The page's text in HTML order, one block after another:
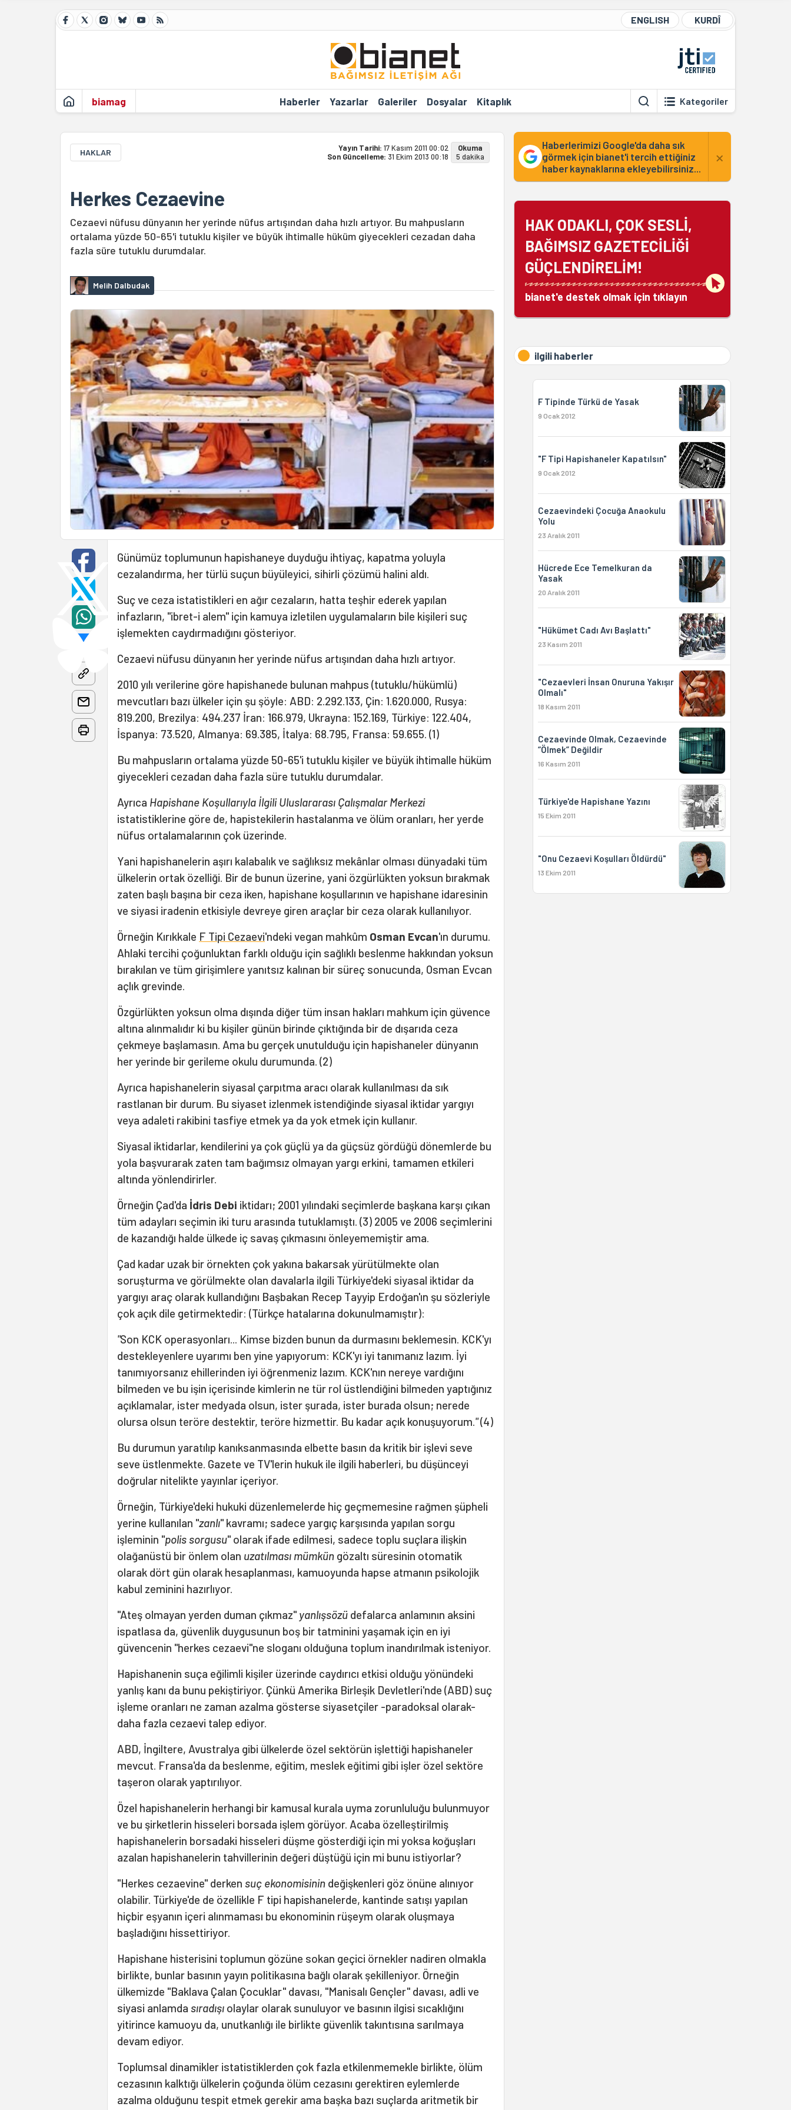
ENGLISH KURDÎ
biamag Haberler Yazarlar Galeriler Dosyalar Kitaplık Kategoriler
HAKLAR Yayın Tarihi: 17 Kasım 2011 00:02
Son Güncelleme: 31 Ekim 2013 00:18
Okuma
5 dakika
Herkes Cezaevine
Cezaevi nüfusu dünyanın her yerinde nüfus artışından daha hızlı artıyor. Bu mahpusların
ortalama yüzde 50-65'i tutuklu kişiler ve büyük ihtimalle hüküm giyecekleri cezadan daha
fazla süre tutuklu durumdalar.
Melih Dalbudak
Günümüz toplumunun hapishaneye duyduğu ihtiyaç, kapatma yoluyla
cezalandırma, her türlü suçun büyüleyici, sihirli çözümü halini aldı.
Suç ve ceza istatistikleri en ağır cezaların, hatta teşhir ederek yapılan
infazların, "ibret-i alem" için kamuya izletilen uygulamaların bile kişileri suç
işlemekten caydırmadığını gösteriyor.
Cezaevi nüfusu dünyanın her yerinde nüfus artışından daha hızlı artıyor.
2010 yılı verilerine göre hapishanede bulunan mahpus (tutuklu/hükümlü)
mevcutları bazı ülkeler için şu şöyle: ABD: 2.292.133, Çin: 1.620.000, Rusya:
819.200, Brezilya: 494.237 İran: 166.979, Ukrayna: 152.169, Türkiye: 122.404,
İspanya: 73.520, Almanya: 69.385, İtalya: 68.795, Fransa: 59.655. (1)
Bu mahpusların ortalama yüzde 50-65'i tutuklu kişiler ve büyük ihtimalle hüküm
giyecekleri cezadan daha fazla süre tutuklu durumdalar.
Ayrıca Hapishane Koşullarıyla İlgili Uluslararası Çalışmalar Merkezi
istatistiklerine göre de, hapistekilerin hastalanma ve ölüm oranları, her yerde
nüfus ortalamalarının çok üzerinde.
Yani hapishanelerin aşırı kalabalık ve sağlıksız mekânlar olması dünyadaki tüm
ülkelerin ortak özelliği. Bir de bunun üzerine, yani özgürlükten yoksun bırakmak
zaten başlı başına bir ceza iken, hapishane koşullarının ve hapishane idaresinin
ve siyasi iradenin etkisiyle devreye giren araçlar bir ceza olarak kullanılıyor.
Örneğin Kırıkkale F Tipi Cezaevi'ndeki vegan mahkûm Osman Evcan'ın durumu.
Ahlaki tercihi çoğunluktan farklı olduğu için sağlıklı beslenme hakkından yoksun
bırakılan ve tüm girişimlere yanıtsız kalınan bir süreç sonucunda, Osman Evcan
açlık grevinde.
Özgürlükten yoksun olma dışında diğer tüm insan hakları mahkum için güvence
altına alınmalıdır ki bu kişiler günün birinde çıktığında bir de dışarıda ceza
çekmeye başlamasın. Ama bu gerçek unutulduğu için hapishaneler dünyanın
her yerinde bir gerileme okulu durumunda. (2)
Ayrıca hapishanelerin siyasal çarpıtma aracı olarak kullanılması da sık
rastlanan bir durum. Bu siyaset izlenmek istendiğinde siyasal iktidar yargıyı
veya adaleti rakibini tasfiye etmek ya da yok etmek için kullanır.
Siyasal iktidarlar, kendilerini ya çok güçlü ya da güçsüz gördüğü dönemlerde bu
yola başvurarak zaten tam bağımsız olmayan yargı erkini, tamamen etkileri
altında yönlendirirler.
Örneğin Çad'da İdris Debi iktidarı; 2001 yılındaki seçimlerde başkana karşı çıkan
tüm adayları seçimin iki turu arasında tutuklamıştı. (3) 2005 ve 2006 seçimlerini
de kazandığı halde ülkede iç savaş çıkmasını önleyememiştir ama.
Çad kadar uzak bir örnekten çok yakına bakarsak yürütülmekte olan
soruşturma ve görülmekte olan davalarla ilgili Türkiye'deki siyasal iktidar da
yargıyı araç olarak kullandığını Başbakan Recep Tayyip Erdoğan'ın şu sözleriyle
çok açık dile getirmektedir: (Türkçe hatalarına dokunulmamıştır):
"Son KCK operasyonları... Kimse bizden bunun da durmasını beklemesin. KCK'yı
destekleyenlere uyarımı ben yine yapıyorum: KCK'yı iyi tanımanız lazım. İyi
tanımıyorsanız ehillerinden iyi öğrenmeniz lazım. KCK'nın nereye vardığını
bilmeden ve bu işin içerisinde kimlerin ne tür rol üstlendiğini bilmeden yaptığınız
açıklamalar, ister medyada olsun, ister şurada, ister burada olsun; nerede
olursa olsun teröre destektir, teröre hizmettir. Bu kadar açık konuşuyorum."(4)
Bu durumun yaratılıp kanıksanmasında elbette basın da kritik bir işlevi seve
seve üstlenmekte. Gazete ve TV'lerin hukuk ile ilgili haberleri, bu düşünceyi
doğrular nitelikte yayınlar içeriyor.
Örneğin, Türkiye'deki hukuki düzenlemelerde hiç geçmemesine rağmen şüpheli
yerine kullanılan "zanlı" kavramı; sadece yargıç karşısında yapılan sorgu
işleminin "polis sorgusu" olarak ifade edilmesi, sadece toplu suçlara ilişkin
olağanüstü bir önlem olan uzatılması mümkün gözaltı süresinin otomatik
olarak dört gün olarak hesaplanması, kamuoyunda hapse atmanın psikolojik
kabul zeminini hazırlıyor.
"Ateş olmayan yerden duman çıkmaz" yanlışsözü defalarca anlamının aksini
ispatlasa da, güvenlik duygusunun boş bir tatminini yaşamak için en iyi
güvencenin "herkes cezaevi"ne sloganı olduğuna toplum inandırılmak isteniyor.
Hapishanenin suça eğilimli kişiler üzerinde caydırıcı etkisi olduğu yönündeki
yanlış kanı da bunu pekiştiriyor. Çünkü Amerika Birleşik Devletleri'nde (ABD) suç
işleme oranları ne zaman azalma gösterse siyasetçiler -paradoksal olarak-
daha fazla cezaevi talep ediyor.
ABD, İngiltere, Avustralya gibi ülkelerde özel sektörün işlettiği hapishaneler
mevcut. Fransa'da da beslenme, eğitim, meslek eğitimi gibi işler özel sektöre
taşeron olarak yaptırılıyor.
Özel hapishanelerin herhangi bir kamusal kurala uyma zorunluluğu bulunmuyor
ve bu şirketlerin hisseleri borsada işlem görüyor. Acaba özelleştirilmiş
hapishanelerin borsadaki hisseleri düşme gösterdiği için mi yoksa koğuşları
azalan hapishanelerin tahvillerinin değeri düştüğü için mi bunu istiyorlar?
"Herkes cezaevine" derken suç ekonomisinin değişkenleri göz önüne alınıyor
olabilir. Türkiye'de de özellikle F tipi hapishanelerde, kantinde satışı yapılan
hiçbir eşyanın içeri alınmaması bu ekonominin rüşeym olarak oluşmaya
başladığını hissettiriyor.
Hapishane histerisini toplumun gözüne sokan geçici örnekler nadiren olmakla
birlikte, bunlar basının yayın politikasına bağlı olarak şekilleniyor. Örneğin
ülkemizde "Baklava Çalan Çocuklar" davası, "Manisalı Gençler" davası, adli ve
siyasi anlamda sıradışı olaylar olarak sunuluyor ve basının ilgisi sıcaklığını
yitirince kamuoyu da, unutkanlığı ile birlikte güvenlik takıntısına sarılmaya
devam ediyor.
Toplumsal dinamikler istatistiklerden çok fazla etkilenmemekle birlikte, ölüm
cezasının kalktığı ülkelerin çoğunda ölüm cezasını gerektiren eylemlerde
azalma olduğunu tespit etmek gerekir ama başka bazı suçlarda aritmetik bir
Haberlerimizi Google'da daha sık
görmek için bianet'i tercih ettiğiniz
haber kaynaklarına ekleyebilirsiniz...
×
HAK ODAKLI, ÇOK SESLİ,
BAĞIMSIZ GAZETECİLİĞİ
GÜÇLENDİRELİM!
bianet'e destek olmak için tıklayın
ilgili haberler
F Tipinde Türkü de Yasak
9 Ocak 2012
"F Tipi Hapishaneler Kapatılsın"
9 Ocak 2012
Cezaevindeki Çocuğa Anaokulu
Yolu
23 Aralık 2011
Hücrede Ece Temelkuran da
Yasak
20 Aralık 2011
"Hükümet Cadı Avı Başlattı"
23 Kasım 2011
"Cezaevleri İnsan Onuruna Yakışır
Olmalı"
18 Kasım 2011
Cezaevinde Olmak, Cezaevinde
“Ölmek” Değildir
16 Kasım 2011
Türkiye'de Hapishane Yazını
15 Ekim 2011
"Onu Cezaevi Koşulları Öldürdü"
13 Ekim 2011